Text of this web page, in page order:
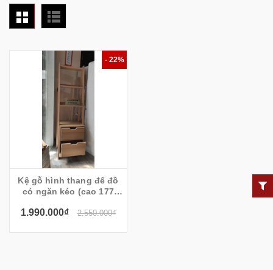
- 22%
Kệ gỗ hình thang để đồ
có ngăn kéo (cao 177
1.990.000₫ 2.550.000₫